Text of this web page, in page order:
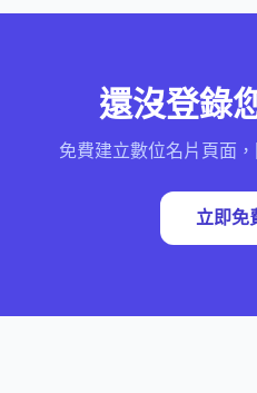
還沒登錄
免費建立數位名片頁面
立即免